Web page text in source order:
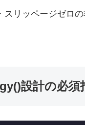
リッページゼロ
設計の必須